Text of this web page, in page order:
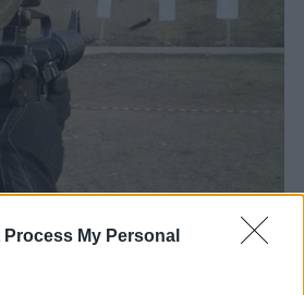
Process My Personal
του προέδρου της